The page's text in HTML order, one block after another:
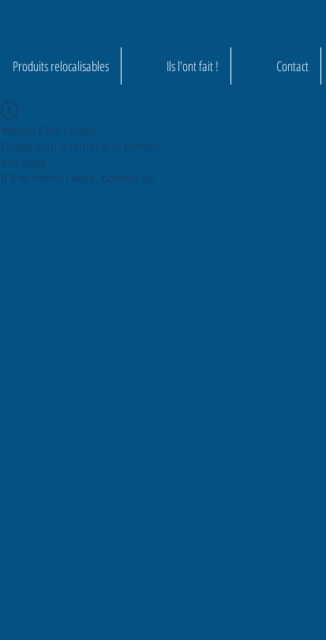
Produits relocalisables Ils l'ont fait ! Contact
Widget Didn’t Load
Check your internet and refresh
this page.
If that doesn’t work, contact us.